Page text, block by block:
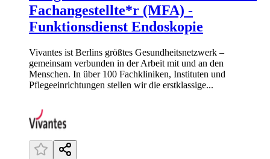
Fachangestellte*r (MFA) -
Funktionsdienst Endoskopie
Vivantes ist Berlins größtes Gesundheitsnetzwerk –
gemeinsam verbunden in der Arbeit mit und an den
Menschen. In über 100 Fachkliniken, Instituten und
Pflegeeinrichtungen stellen wir die erstklassige...